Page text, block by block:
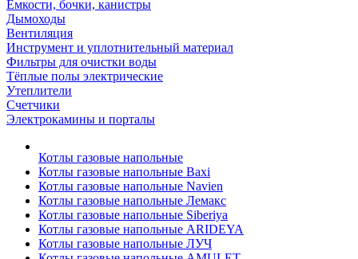
Емкости, бочки, канистры
Дымоходы
Вентиляция
Инструмент и уплотнительный материал
Фильтры для очистки воды
Тёплые полы электрические
Утеплители
Счетчики
Электрокамины и порталы
Котлы газовые напольные
Котлы газовые напольные Baxi
Котлы газовые напольные Navien
Котлы газовые напольные Лемакс
Котлы газовые напольные Siberiya
Котлы газовые напольные ARIDEYA
Котлы газовые напольные ЛУЧ